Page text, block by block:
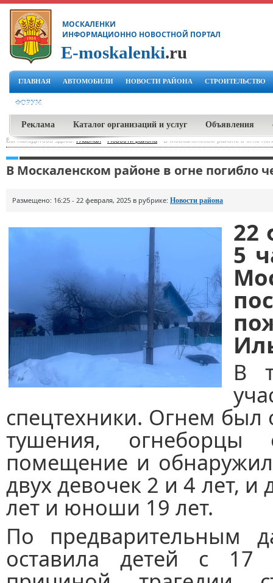
МОСКАЛЕНКИ
ИНФОРМАЦИОННО НОВОСТНОЙ ПОРТАЛ
E-moskalenki.ru
ГЛАВНАЯ АВТОМОБИЛИ НОВОСТИ РАЙОНА СТРОИТЕЛЬСТВО
ФОРУМ
Реклама Каталог организаций и услуг Объявления
Вы находитесь здесь:Главная-Новости района В Москаленском районе в огне
В Москаленском районе в огне погибло
Размещено: 16:25 - 22 февраля, 2025 в рубрике: Новости района
22
5
В
спецтехники. Огнем был
тушения, огнеборцы
помещение и
двух девочек 2 и 4 лет, и
лет и юноши 19 лет.
По предварительным
оставила детей с 17